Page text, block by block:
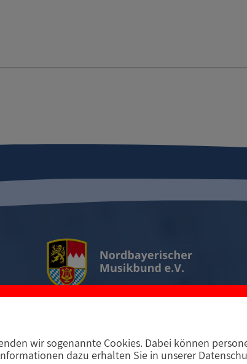
97294 Unterpleichfeld Telefon +49 9367 988
wir sogenannte Cookies. Dabei können
dazu erhalten Sie in unserer